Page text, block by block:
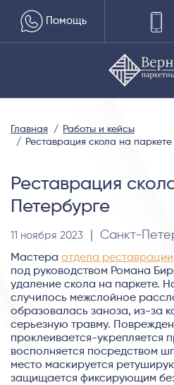
Помощь
Главная
Работы и кейсы
Реставрация скола на
Реставрация
Петербурге
11 ноября 2023 | Санкт-
Мастера отдела реставрации
под руководством Романа
удаление скола на паркете.
случилось межслойное
образовалась заноза, из-за
серьезную травму.
проклеивается-укрепляется
восполняется посредством
место маскируется
защищается фиксирующим